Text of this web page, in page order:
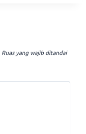
Ruas yang wajib ditandai